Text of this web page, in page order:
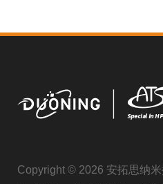
Copyright © 2026 安拓思纳